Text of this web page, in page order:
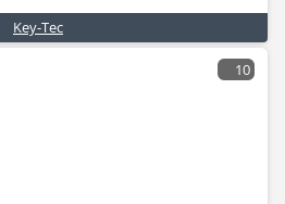
Key-Tec
10